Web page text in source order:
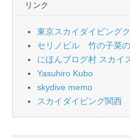
リンク
東京スカイダイビング
セリノビル 竹の子菜
にほんブログ村 スカイ
Yasuhiro Kubo
skydive memo
スカイダイビング関西